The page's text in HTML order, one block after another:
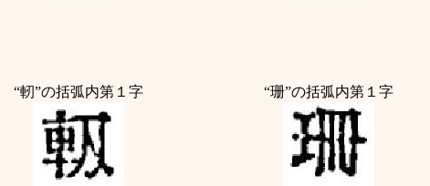
“軔”の括弧内第１字 “珊”の括弧内第１字